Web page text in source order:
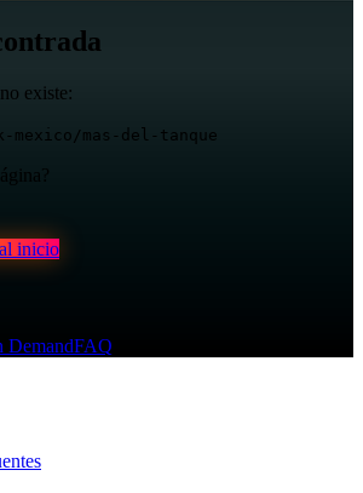
existe:
mas-del-tanque
inicio
DemandFAQ